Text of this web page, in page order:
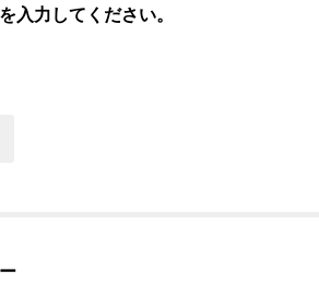
入力してください。